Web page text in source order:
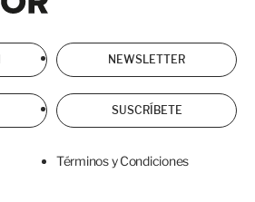
NEWSLETTER
SUSCRÍBETE
Términos y Condiciones